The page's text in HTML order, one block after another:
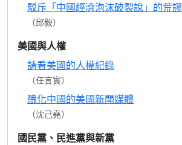
駁斥「中國經濟泡沫破裂說」的荒謬
（邱毅）
美國與人權
請看美國的人權紀錄
（任言實）
醜化中國的美國新聞媒體
（沈己堯）
國民黨、民進黨與新黨